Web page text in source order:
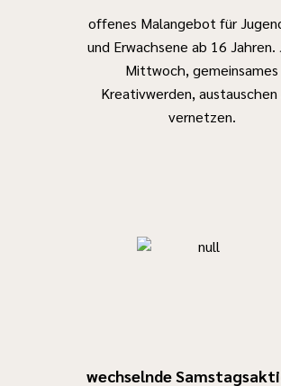
offenes Malangebot für
und Erwachsene ab 16 Jahren.
Mittwoch, gemeinsames
Kreativwerden, austauschen
vernetzen.
wechselnde